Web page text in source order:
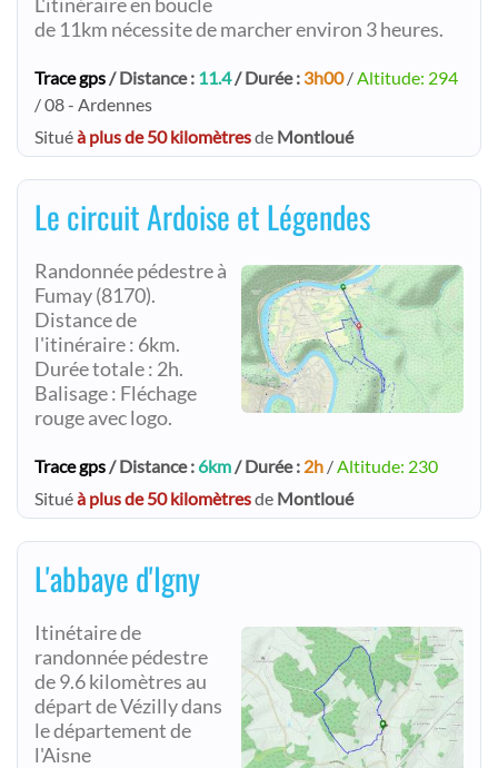
L'itinéraire en boucle
de 11km nécessite de marcher environ 3 heures.
Trace gps/ Distance : 11.4/ Durée : 3h00/Altitude: 294
/ 08 - Ardennes
Situéà plus de 50 kilomètresde Montloué
Le circuit Ardoise et Légendes
Randonnée pédestre à
Fumay (8170).
Distance de
l'itinéraire : 6km.
Durée totale : 2h.
Balisage : Fléchage
rouge avec logo.
Trace gps/ Distance : 6km/ Durée : 2h /Altitude: 230
Situéà plus de 50 kilomètresde Montloué
L'abbaye d'Igny
Itinétaire de
randonnée pédestre
de 9.6 kilomètres au
départ de Vézilly dans
le département de
l'Aisne